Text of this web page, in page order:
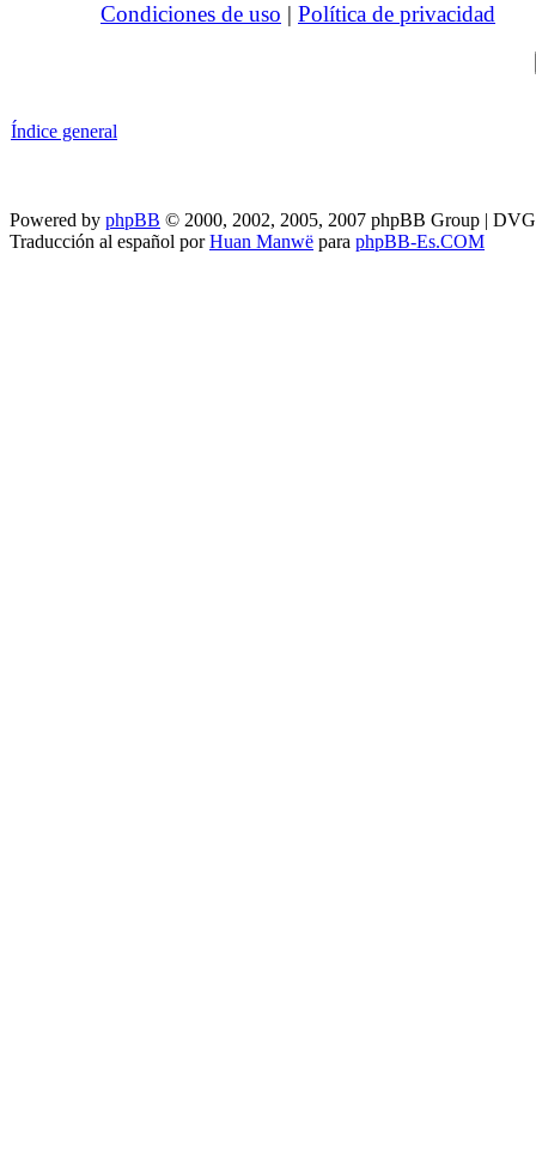
Condiciones de uso | Política de privacidad
Índice general
Powered by phpBB © 2000, 2002, 2005, 2007 phpBB Group |
Traducción al español porHuan Manwë para phpBB-Es.COM